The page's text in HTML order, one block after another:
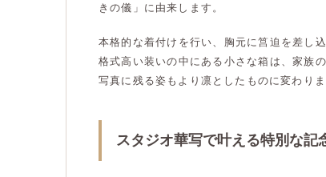
きの儀」に由来します。
本格的な着付けを行い、胸元に筥迫を差し
格式高い装いの中にある小さな箱は、家族
写真に残る姿もより凛としたものに変わりま
スタジオ華写で叶える特別な記